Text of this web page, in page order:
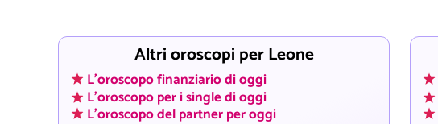
Altri oroscopi per Leone
L'oroscopo finanziario di oggi
L'oroscopo per i single di oggi
L'oroscopo del partner per oggi